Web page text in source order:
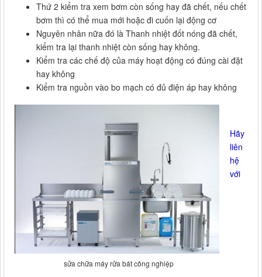
Thứ 2 kiểm tra xem bơm còn sống hay đã chết, nếu chết
bơm thì có thể mua mới hoặc đi cuốn lại động cơ
Nguyên nhân nữa đó là Thanh nhiệt đốt nóng đã chết,
kiểm tra lại thanh nhiệt còn sống hay không.
Kiểm tra các chế độ của máy hoạt động có đúng cài đặt
hay không
Kiểm tra nguồn vào bo mạch có đủ điện áp hay không
sửa chữa máy rửa bát công nghiệp
Hãy
liên
hệ
với